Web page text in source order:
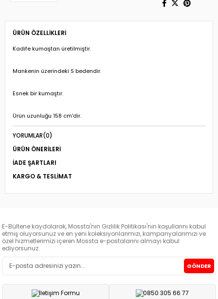
ÜRÜN ÖZELLIKLERI
Kadife kumaştan üretilmiştir.
Mankenin üzerindeki S bedendir.
Esnek bir kumaştır.
Ürün uzunluğu 158 cm'dir.
YORUMLAR(0)
ÜRÜN ÖNERILERI
İADE ŞARTLARI
KARGO & TESLIMAT
E-Bültene kaydolarak, Mossta'nın Gizlilik Politikası'nın koşullarını kabul
etmiş oluyorsunuz ve en yeni koleksiyonlarımızı, kampanyalarımızı ve
özel hizmetlerimizi içeren Mossta e-postalarını almayı kabul
ediyorsunuz.
GÖNDER
İletişim Formu 0850 305 66 77